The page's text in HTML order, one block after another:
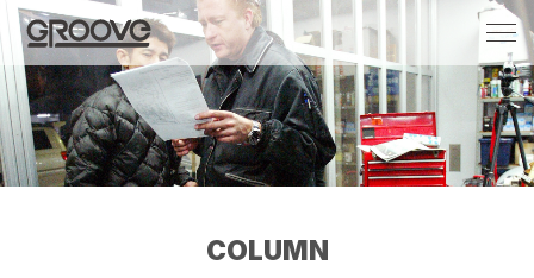
Groove 自転車 カフェ 輸入車・国産車のチ
ューニング/販売
COLUMN